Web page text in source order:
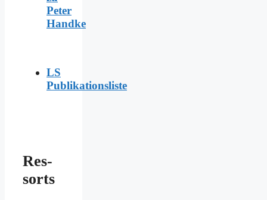
Peter
Handke
LS
Publikationsliste
Res­
sorts